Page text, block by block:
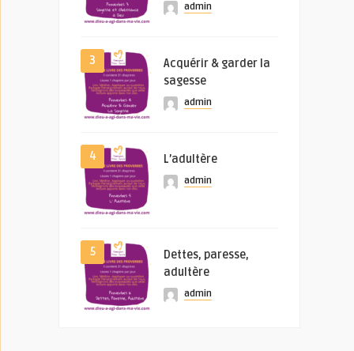
admin
3
Acquérir & garder la
sagesse
admin
4 L’adultère
admin
5
Dettes, paresse,
adultère
admin